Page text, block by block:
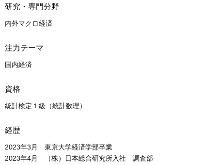
研究・専門分野
内外マクロ経済
注力テーマ
国内経済
資格
統計検定１級（統計数理）
経歴
2023年3月 東京大学経済学部卒業
2023年4月 （株）日本総合研究所入社 調査部